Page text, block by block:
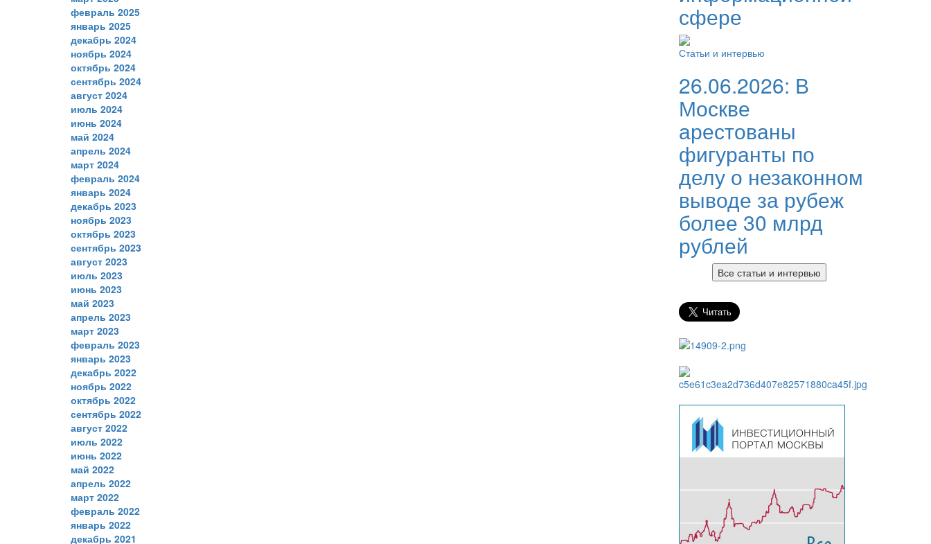
февраль 2025
январь 2025
декабрь 2024
ноябрь 2024
октябрь 2024
сентябрь 2024
август 2024
июль 2024
июнь 2024
май 2024
апрель 2024
март 2024
февраль 2024
январь 2024
декабрь 2023
ноябрь 2023
октябрь 2023
сентябрь 2023
август 2023
июль 2023
июнь 2023
май 2023
апрель 2023
март 2023
февраль 2023
январь 2023
декабрь 2022
ноябрь 2022
октябрь 2022
сентябрь 2022
август 2022
июль 2022
июнь 2022
май 2022
апрель 2022
март 2022
февраль 2022
январь 2022
декабрь 2021
сфере
Статьи и интервью
26.06.2026: В
Москве
арестованы
фигуранты по
делу о незаконном
выводе за рубеж
более 30 млрд
рублей
Все статьи и интервью